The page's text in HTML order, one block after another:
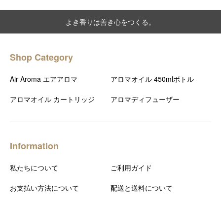
よき香りは善き心をつくる。
Shop Category
Air Aroma エアアロマ アロマオイル 450mlボトル
アロマオイル カートリッジ アロマディフューザー
Information
私たちについて ご利用ガイド
お支払い方法について 配送と送料について